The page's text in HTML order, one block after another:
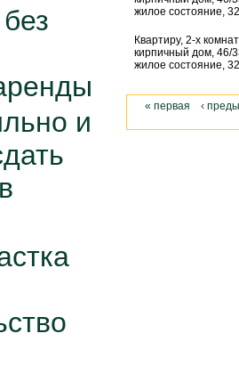
и
жилое состояние,
Квартиру, 2-х
кирпичный дом, 46/
жилое состояние,
« первая ‹